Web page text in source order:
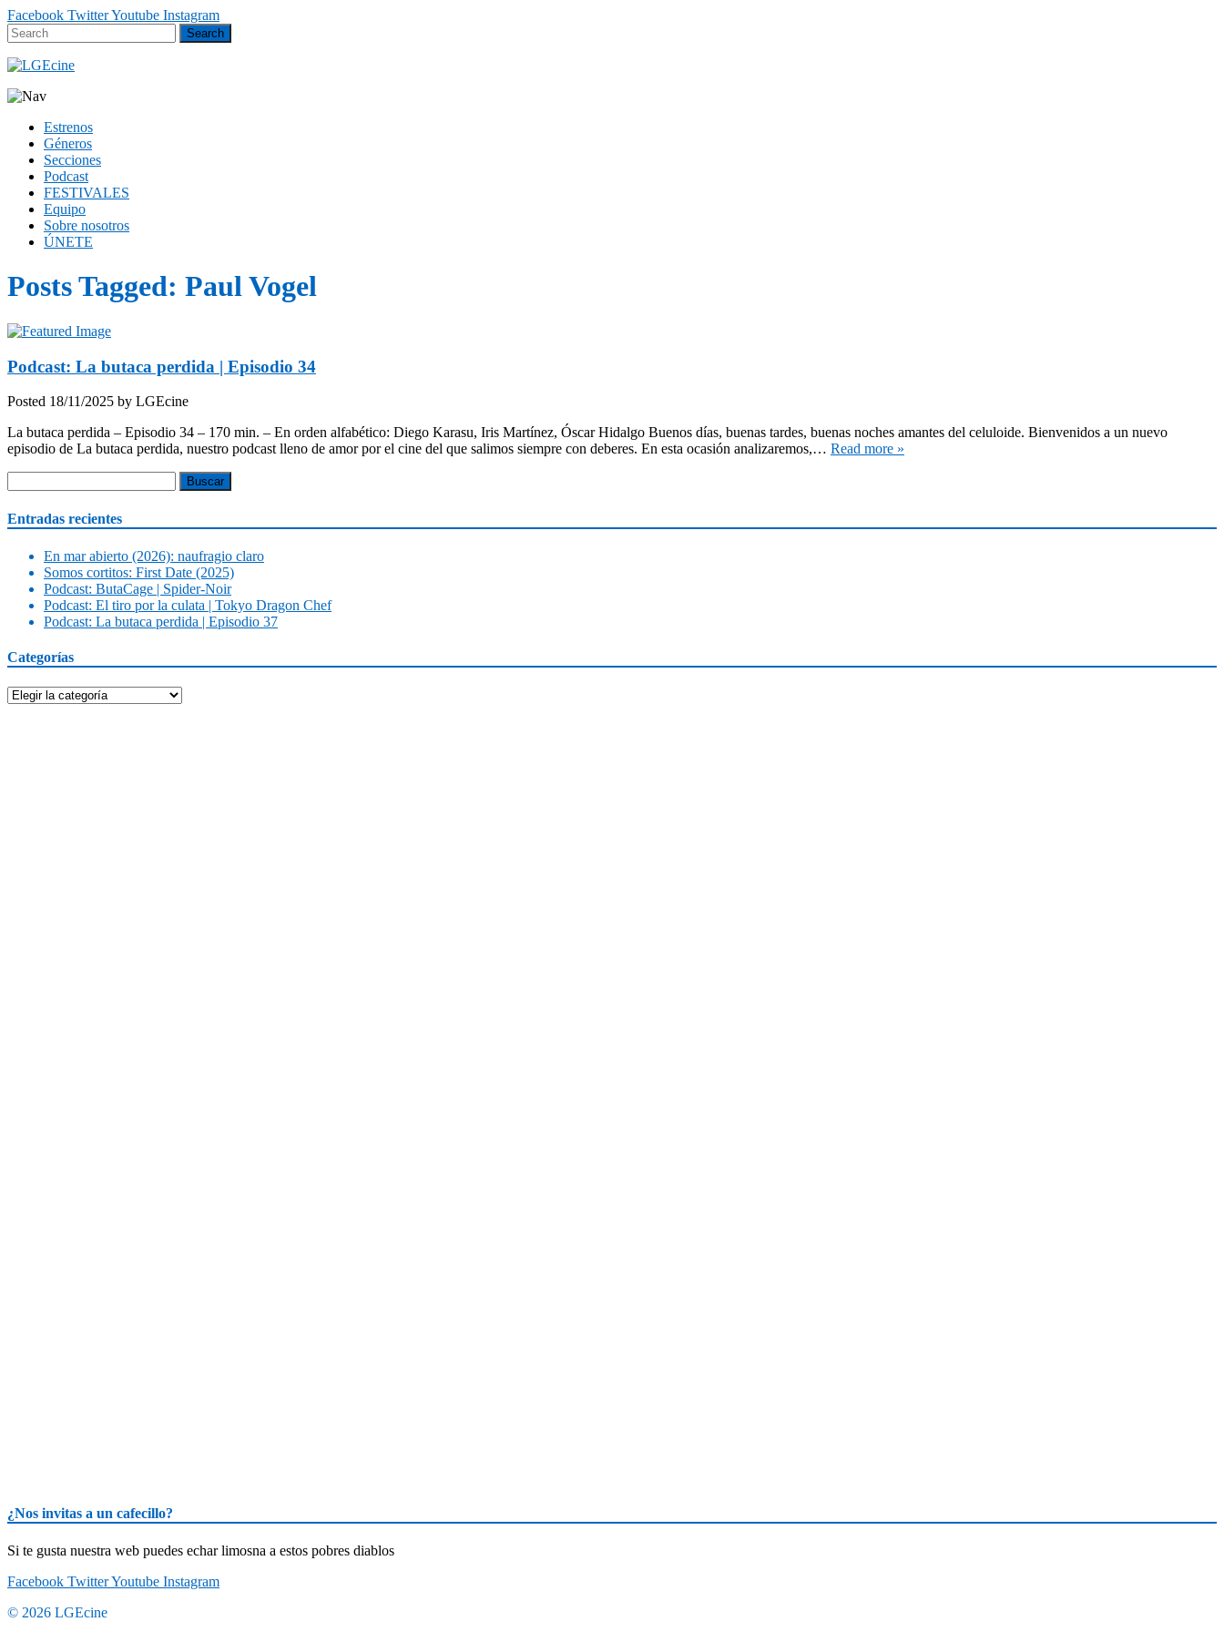
Facebook TwitterYoutube Instagram
Estrenos
Géneros
Secciones
Podcast
FESTIVALES
Equipo
Sobre nosotros
ÚNETE
Posts Tagged: Paul Vogel
Podcast: La butaca perdida | Episodio 34
Posted 18/11/2025 by LGEcine
La butaca perdida – Episodio 34 – 170 min. – En orden alfabético: Diego Karasu, Iris Martínez, Óscar Hidalgo Buenos días, buenas tardes, buenas noches amantes del celuloide. Bienvenidos a un nuevo
episodio de La butaca perdida, nuestro podcast lleno de amor por el cine del que salimos siempre con deberes. En esta ocasión analizaremos,… Read more »
Entradas recientes
En mar abierto (2026): naufragio claro
Somos cortitos: First Date (2025)
Podcast: ButaCage | Spider-Noir
Podcast: El tiro por la culata | Tokyo Dragon Chef
Podcast: La butaca perdida | Episodio 37
Categorías
Categorías
¿Nos invitas a un cafecillo?
Si te gusta nuestra web puedes echar limosna a estos pobres diablos
Facebook TwitterYoutube Instagram
© 2026 LGEcine